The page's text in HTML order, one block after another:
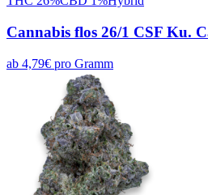
Cannabis flos 26/1 CSF Ku.
ab 4,79€ pro Gramm